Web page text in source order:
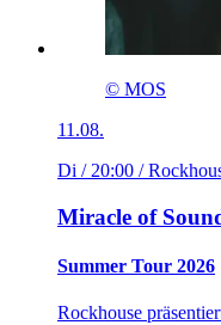
© MOS
11.08.
Di / 20:00 /
Miracle of
Summer Tour 2026
Rockhouse